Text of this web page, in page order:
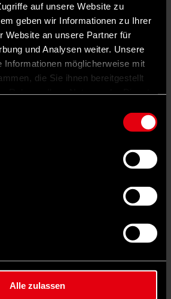
auf unsere Website zu
geben wir Informationen zu Ihrer
Website an unsere Partner für
und Analysen weiter. Unsere
Informationen möglicherweise mit
die Sie ihnen bereitgestellt
Alle zulassen